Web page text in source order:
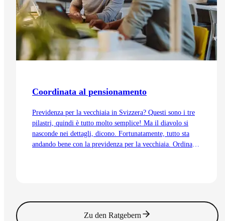
Coordinata al pensionamento
Previdenza per la vecchiaia in Svizzera? Questi sono i tre
pilastri, quindi è tutto molto semplice! Ma il diavolo si
nasconde nei dettagli, dicono. Fortunatamente, tutto sta
andando bene con la previdenza per la vecchiaia. Ordinata
Zu den Ratgebern